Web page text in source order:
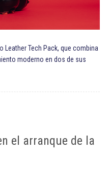
Leather Tech Pack, que combina
moderno en dos de sus
el arranque de la